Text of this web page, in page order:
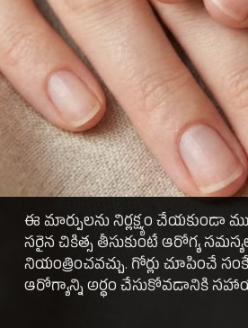
ఈ మార్పులను నిర్లక్ష్యం చేయకుండా
సరైన చికిత్స తీసుకుంటే ఆరోగ్య
నియంత్రించవచ్చు. గోర్లు చూపించే
ఆరోగ్యాన్ని అర్థం చేసుకోవడానికి